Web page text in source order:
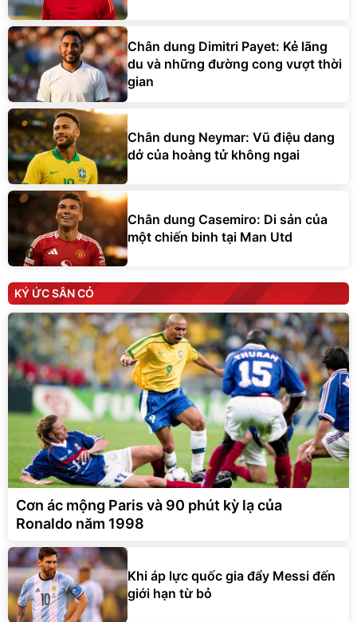
Chân dung Dimitri Payet: Kẻ lãng
du và những đường cong vượt thời
gian
Chân dung Neymar: Vũ điệu dang
dở của hoàng tử không ngai
Chân dung Casemiro: Di sản của
một chiến binh tại Man Utd
KÝ ỨC SÂN CỎ
Cơn ác mộng Paris và 90 phút kỳ lạ của
Ronaldo năm 1998
Khi áp lực quốc gia đẩy Messi đến
giới hạn từ bỏ